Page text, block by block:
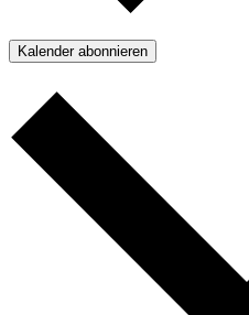
Kalender abonnieren